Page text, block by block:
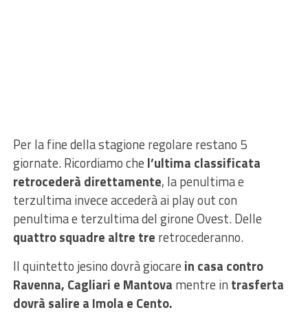
Per la fine della stagione regolare restano 5
giornate. Ricordiamo che l’ultima classificata
retrocederà direttamente, la penultima e
terzultima invece accederà ai play out con
penultima e terzultima del girone Ovest. Delle
quattro squadre altre tre retrocederanno.
Il quintetto jesino dovrà giocare in casa contro
Ravenna, Cagliari e Mantova mentre in trasferta
dovrà salire a Imola e Cento.